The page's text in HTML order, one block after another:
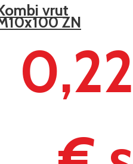
vrut
ZN
0,22